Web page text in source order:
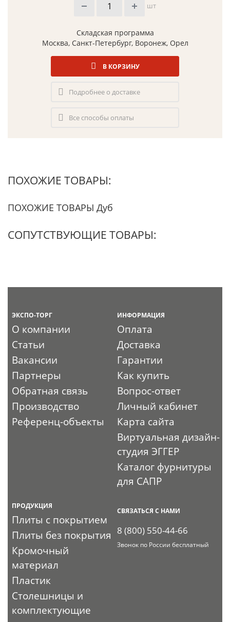
шт
Складская программа
Москва, Санкт-Петербург, Воронеж, Орел
В КОРЗИНУ
Подробнее о доставке
Все способы оплаты
ПОХОЖИЕ ТОВАРЫ:
ПОХОЖИЕ ТОВАРЫ Дуб
СОПУТСТВУЮЩИЕ ТОВАРЫ:
ЭКСПО-ТОРГ
О компании
Статьи
Вакансии
Партнеры
Обратная связь
Производство
Референц-объекты
ИНФОРМАЦИЯ
Оплата
Доставка
Гарантии
Как купить
Вопрос-ответ
Личный кабинет
Карта сайта
Виртуальная дизайн-
студия ЭГГЕР
Каталог фурнитуры
для САПР
ПРОДУКЦИЯ
Плиты с покрытием
Плиты без покрытия
Кромочный
материал
Пластик
Столешницы и
комплектующие
СВЯЗАТЬСЯ С НАМИ
8 (800) 550-44-66
Звонок по России бесплатный